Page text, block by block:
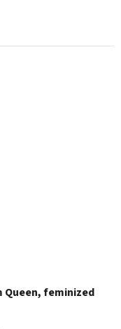
Queen, feminized